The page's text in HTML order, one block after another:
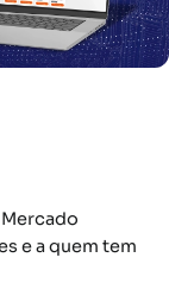
e a quem tem